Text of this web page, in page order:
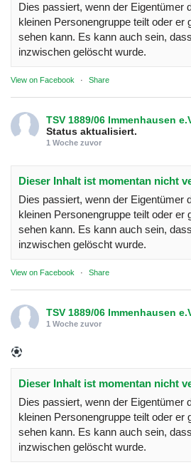
Dies passiert, wenn der Eigentümer
kleinen Personengruppe teilt oder er
sehen kann. Es kann auch sein,
inzwischen gelöscht wurde.
View on Facebook · Share
TSV 1889/06 Immenhausen
Status aktualisiert.
1 Woche zuvor
Dieser Inhalt ist momentan nicht
Dies passiert, wenn der Eigentümer
kleinen Personengruppe teilt oder er
sehen kann. Es kann auch sein,
inzwischen gelöscht wurde.
View on Facebook · Share
TSV 1889/06 Immenhausen
1 Woche zuvor
Dieser Inhalt ist momentan nicht
Dies passiert, wenn der Eigentümer
kleinen Personengruppe teilt oder er
sehen kann. Es kann auch sein,
inzwischen gelöscht wurde.